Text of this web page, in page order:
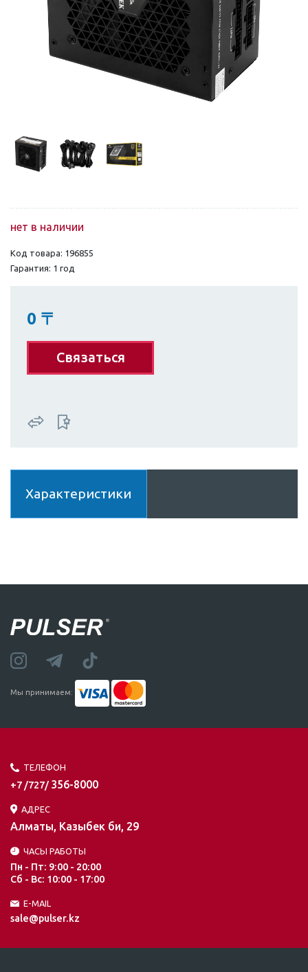
нет в наличии
Код товара: 196855
Гарантия: 1 год
0 〒
Связаться
Характеристики
Мы принимаем:
ТЕЛЕФОН
+7 /727/ 356-8000
АДРЕС
Алматы, Казыбек би, 29
ЧАСЫ РАБОТЫ
Пн - Пт: 9:00 - 20:00
Сб - Вс: 10:00 - 17:00
E-MAIL
sale@pulser.kz